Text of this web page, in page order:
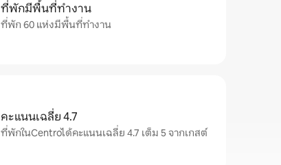
ที่พักมีพื้นที่ทำงาน
ที่พัก 60 แห่งมีพื้นที่ทำงาน
คะแนนเฉลี่ย 4.7
ที่พักในCentroได้คะแนนเฉลี่ย 4.7 เต็ม 5 จากเกสต์